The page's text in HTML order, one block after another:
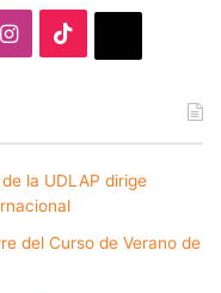
Instagram
la UDLAP dirige
del Curso de Verano de